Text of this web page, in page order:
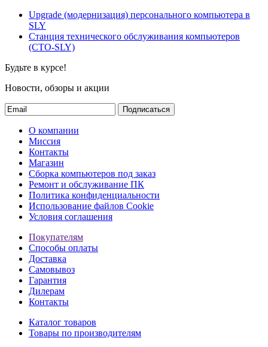
Upgrade (модернизация) персонального компьютера в
SLY
Станция технического обслуживания компьютеров
(СТО-SLY)
Будьте в курсе!
Новости, обзоры и акции
Подписаться
О компании
Миссия
Контакты
Магазин
Сборка компьютеров под заказ
Ремонт и обслуживание ПК
Политика конфиденциальности
Использование файлов Cookie
Условия соглашения
Покупателям
Способы оплаты
Доставка
Самовывоз
Гарантия
Дилерам
Контакты
Каталог товаров
Товары по производителям